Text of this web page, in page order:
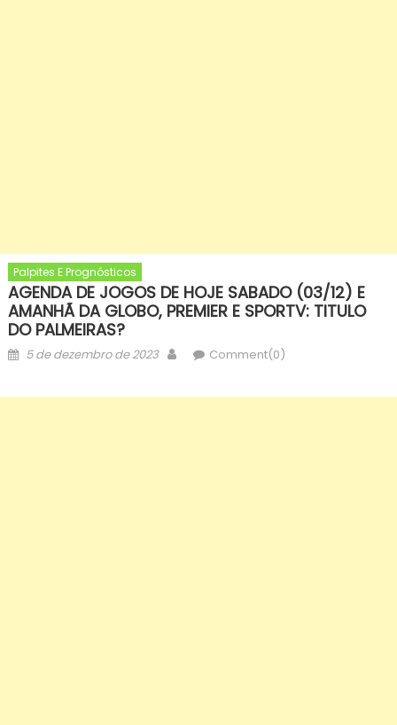
Palpites E Prognósticos
AGENDA DE JOGOS DE HOJE SABADO (03/12) E
AMANHÃ DA GLOBO, PREMIER E SPORTV: TITULO
DO PALMEIRAS?
Posted
5 de dezembro de 2023 AuthorComment(0)